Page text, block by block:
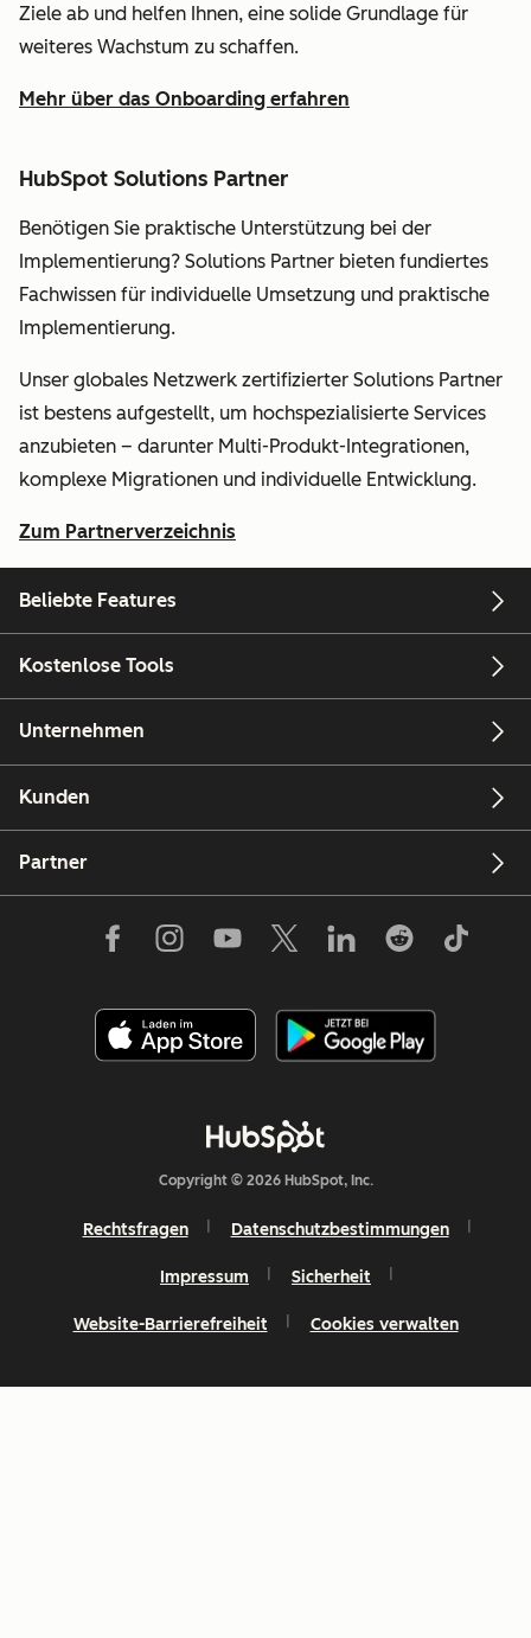
Ziele ab und helfen Ihnen, eine solide Grundlage für
weiteres Wachstum zu schaffen.
Mehr über das Onboarding erfahren
HubSpot Solutions Partner
Benötigen Sie praktische Unterstützung bei der
Implementierung? Solutions Partner bieten fundiertes
Fachwissen für individuelle Umsetzung und praktische
Implementierung.
Unser globales Netzwerk zertifizierter Solutions Partner
ist bestens aufgestellt, um hochspezialisierte Services
anzubieten – darunter Multi-Produkt-Integrationen,
komplexe Migrationen und individuelle Entwicklung.
Zum Partnerverzeichnis
Beliebte Features
Kostenlose Tools
Unternehmen
Kunden
Partner
Copyright © 2026 HubSpot, Inc.
Rechtsfragen Datenschutzbestimmungen
Impressum Sicherheit
Website-Barrierefreiheit Cookies verwalten